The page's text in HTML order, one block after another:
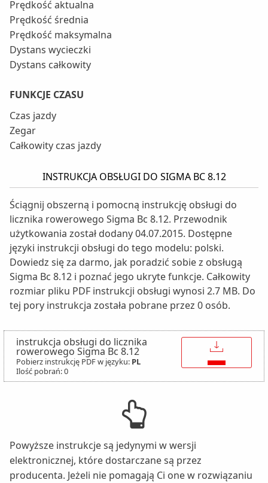
Prędkość aktualna
Prędkość średnia
Prędkość maksymalna
Dystans wycieczki
Dystans całkowity
FUNKCJE CZASU
Czas jazdy
Zegar
Całkowity czas jazdy
INSTRUKCJA OBSŁUGI DO SIGMA BC 8.12
Ściągnij obszerną i pomocną instrukcję obsługi do
licznika rowerowego Sigma Bc 8.12. Przewodnik
użytkowania został dodany 04.07.2015. Dostępne
języki instrukcji obsługi do tego modelu: polski.
Dowiedz się za darmo, jak poradzić sobie z obsługą
Sigma Bc 8.12 i poznać jego ukryte funkcje. Całkowity
rozmiar pliku PDF instrukcji obsługi wynosi 2.7 MB. Do
tej pory instrukcja została pobrane przez 0 osób.
instrukcja obsługi do licznika
rowerowego Sigma Bc 8.12
Pobierz instrukcję PDF w języku: PL
Ilość pobrań: 0
↓
Powyższe instrukcje są jedynymi w wersji
elektronicznej, które dostarczane są przez
producenta. Jeżeli nie pomagają Ci one w rozwiązaniu